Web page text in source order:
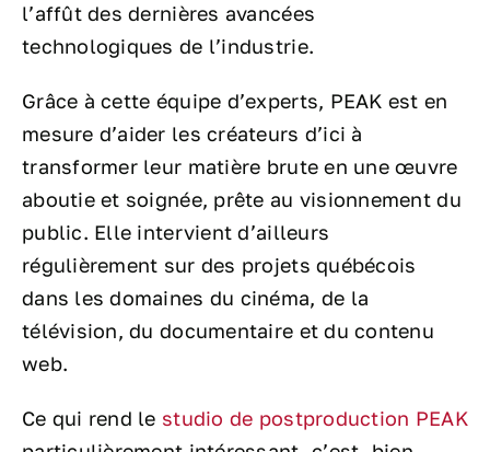
l’affût des dernières avancées
technologiques de l’industrie.
Grâce à cette équipe d’experts, PEAK est en
mesure d’aider les créateurs d’ici à
transformer leur matière brute en une œuvre
aboutie et soignée, prête au visionnement du
public. Elle intervient d’ailleurs
régulièrement sur des projets québécois
dans les domaines du cinéma, de la
télévision, du documentaire et du contenu
web.
Ce qui rend le studio de postproduction PEAK